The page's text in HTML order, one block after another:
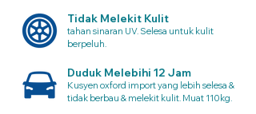
Tidak Melekit Kulit
tahan sinaran UV. Selesa untuk kulit
berpeluh.
Duduk Melebihi 12 Jam
Kusyen oxford import yang lebih selesa &
tidak berbau & melekit kulit. Muat 110kg.